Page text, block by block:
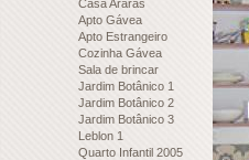
Casa Araras
Apto Gávea
Apto Estrangeiro
Cozinha Gávea
Sala de brincar
Jardim Botânico 1
Jardim Botânico 2
Jardim Botânico 3
Leblon 1
Quarto Infantil 2005